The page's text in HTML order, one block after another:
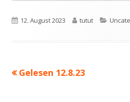
Veröffentlicht
12. August 2023 Autor
tutut
Beitragsnavigation
Vorheriger
Gelesen 12.8.23